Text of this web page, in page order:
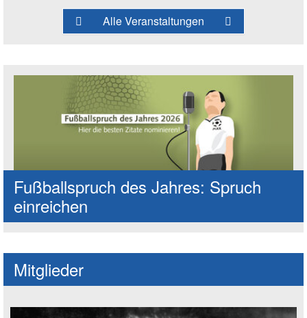
Alle Veranstaltungen
Fußballspruch des Jahres: Spruch
einreichen
Mitglieder